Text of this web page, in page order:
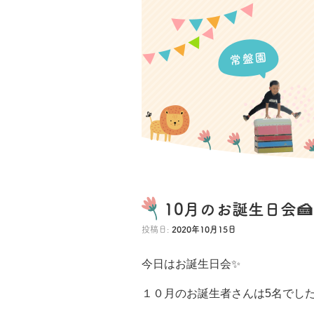
10月のお誕生日会🍰
投稿日: 2020年10月15日
今日はお誕生日会✨
１０月のお誕生者さんは5名でし